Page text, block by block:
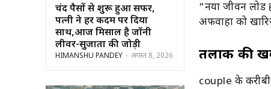
चंद पैसों से शुरू हुआ सफर,
पत्नी ने हर कदम पर दिया
साथ,आज मिसाल है जॉनी
लीवर-सुजाता की जोड़ी
HIMANSHU PANDEY - अगस्त 8, 2026
“नया जीवन
अफवाहों को
तलाक की
couple के करीबी